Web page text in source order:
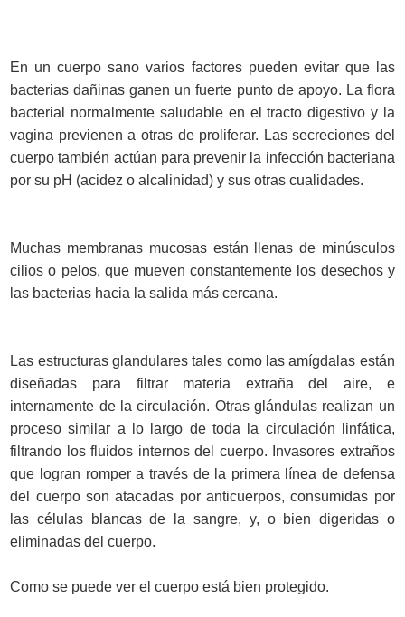
En un cuerpo sano varios factores pueden evitar que las
bacterias dañinas ganen un fuerte punto de apoyo. La flora
bacterial normalmente saludable en el tracto digestivo y la
vagina previenen a otras de proliferar. Las secreciones del
cuerpo también actúan para prevenir la infección bacteriana
por su pH (acidez o alcalinidad) y sus otras cualidades.
Muchas membranas mucosas están llenas de minúsculos
cilios o pelos, que mueven constantemente los desechos y
las bacterias hacia la salida más cercana.
Las estructuras glandulares tales como las amígdalas están
diseñadas para filtrar materia extraña del aire, e
internamente de la circulación. Otras glándulas realizan un
proceso similar a lo largo de toda la circulación linfática,
filtrando los fluidos internos del cuerpo. Invasores extraños
que logran romper a través de la primera línea de defensa
del cuerpo son atacadas por anticuerpos, consumidas por
las células blancas de la sangre, y, o bien digeridas o
eliminadas del cuerpo.
Como se puede ver el cuerpo está bien protegido.